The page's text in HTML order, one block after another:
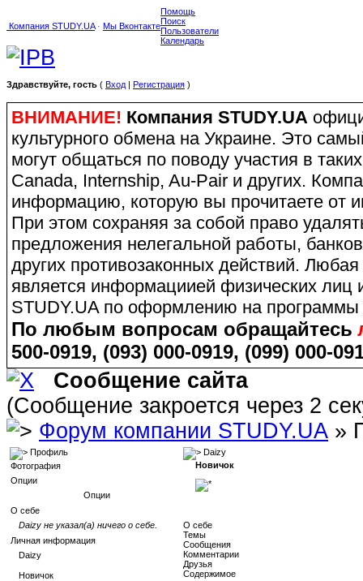
Компания STUDY.UA· Мы Вконтакте
Помощь
Поиск
Пользователи
Календарь
Здравствуйте, гость ( Вход | Регистрация )
ВНИМАНИЕ! Компания STUDY.UA
культурного обмена на Украине. Это
могут общаться по поводу участия в
Canada, Internship, Au-Pair и других.
информацию, которую вы прочитаете от
При этом сохраняя за собой право
предложения нелегальной работы,
других противозаконных действий.
является информациией физических лиц
STUDY.UA по оформлению на
По любым вопросам обращайтесь
500-0919, (093) 000-0919, (099) 000-
Сообщение сайта
(Сообщение закроется через 2
Форум компании STUDY.UA »
Профиль
Фотография
Опции
Опции
О себе
Daizy не указал(а) ничего о себе.
Личная информация
Daizy
Новичок
Daizy
Новичок
О себе
Темы
Сообщения
Комментарии
Друзья
Содержимое